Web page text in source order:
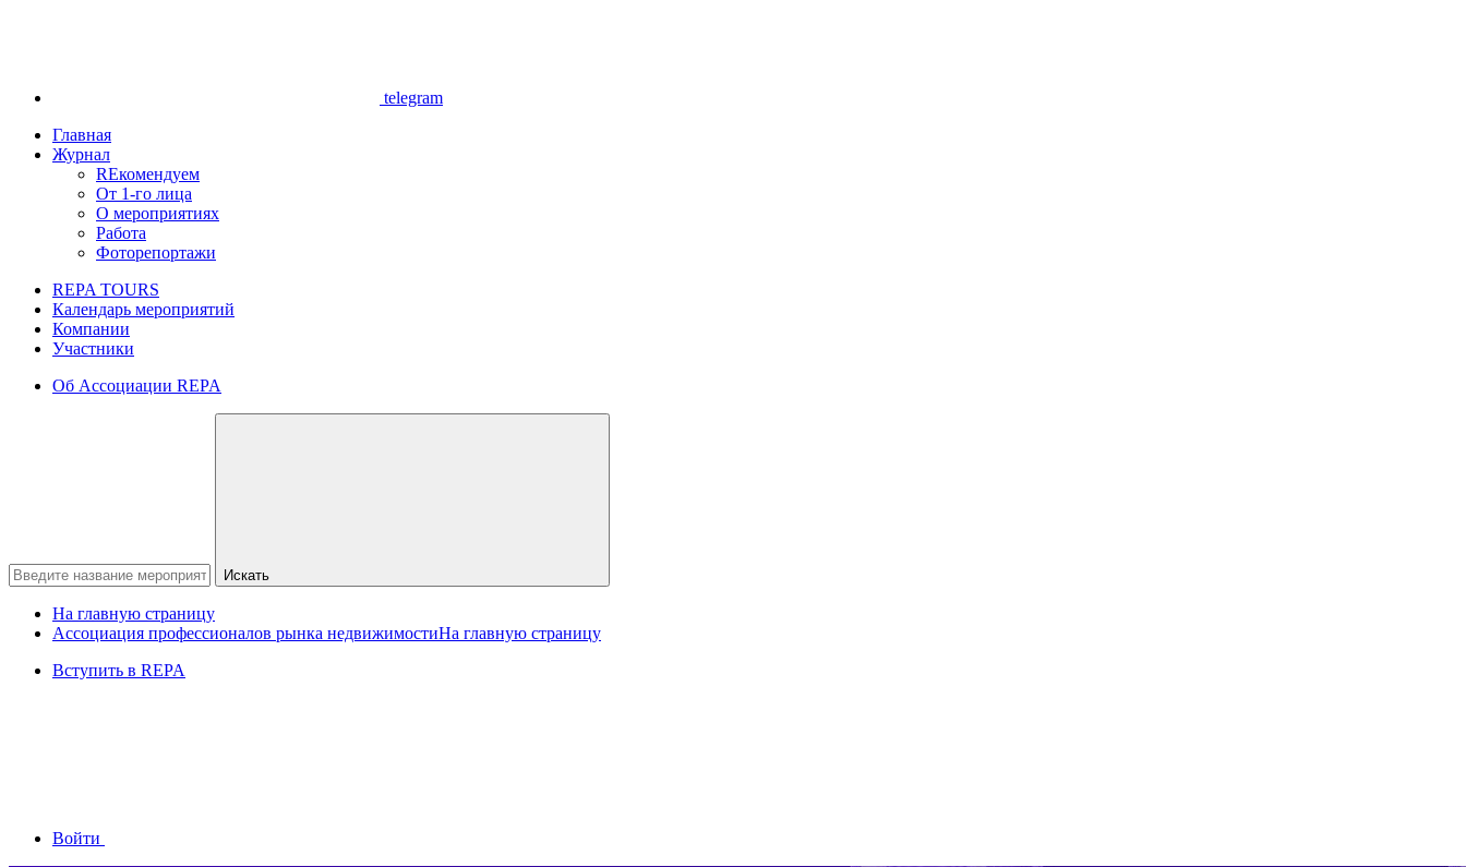
telegram
Главная
Журнал
REкомендуем
От 1-го лица
О мероприятиях
Работа
Фоторепортажи
REPA TOURS
Календарь мероприятий
Компании
Участники
Об Ассоциации REPA
Искать
На главную страницу
Ассоциация профессионалов рынка недвижимостиНа главную страницу
Вступить в REPA
Войти